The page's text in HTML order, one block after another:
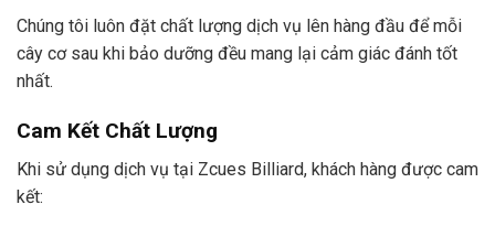
Chúng tôi luôn đặt chất lượng dịch vụ lên hàng đầu để mỗi
cây cơ sau khi bảo dưỡng đều mang lại cảm giác đánh tốt
nhất.
Cam Kết Chất Lượng
Khi sử dụng dịch vụ tại Zcues Billiard, khách hàng được cam
kết: